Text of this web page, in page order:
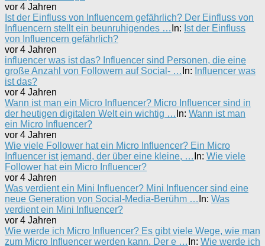
vor 4 Jahren
Ist der Einfluss von Influencern gefährlich? Der Einfluss von
Influencern stellt ein beunruhigendes … In: Ist der Einfluss
von Influencern gefährlich?
vor 4 Jahren
influencer was ist das? Influencer sind Personen, die eine
große Anzahl von Followern auf Social- … In: Influencer was
ist das?
vor 4 Jahren
Wann ist man ein Micro Influencer? Micro Influencer sind in
der heutigen digitalen Welt ein wichtig … In: Wann ist man
ein Micro Influencer?
vor 4 Jahren
Wie viele Follower hat ein Micro Influencer? Ein Micro
Influencer ist jemand, der über eine kleine, … In: Wie viele
Follower hat ein Micro Influencer?
vor 4 Jahren
Was verdient ein Mini Influencer? Mini Influencer sind eine
neue Generation von Social-Media-Berühm … In: Was
verdient ein Mini Influencer?
vor 4 Jahren
Wie werde ich Micro Influencer? Es gibt viele Wege, wie man
zum Micro Influencer werden kann. Der e … In: Wie werde ich